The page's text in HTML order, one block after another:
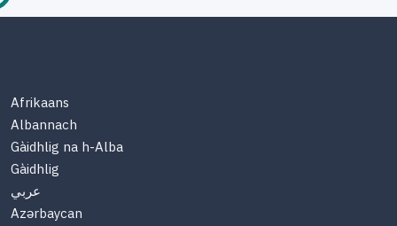
Afrikaans
Albannach
Gàidhlig na h-Alba
Gàidhlig
عربي
Azərbaycan